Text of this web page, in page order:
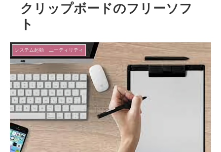
クリップボードのフリーソフ
ト
システム起動 ユーティリティ